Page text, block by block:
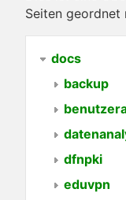
Seiten geordnet
docs
backup
dfnpki
eduvpn